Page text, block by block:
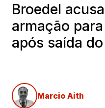
Broedel
armação
após saída
Marcio Aith